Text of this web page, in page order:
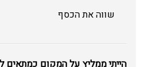
שווה את הכסף
הייתי ממליץ על המקום כמתאים